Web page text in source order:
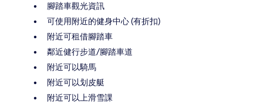
腳踏車觀光資訊
可使用附近的健身中心 (有折扣)
附近可租借腳踏車
鄰近健行步道/腳踏車道
附近可以騎馬
附近可以划皮艇
附近可以上滑雪課